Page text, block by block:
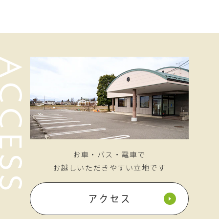
お車・バス・電車で
お越しいただきやすい立地です
アクセス